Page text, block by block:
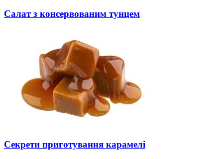
Салат з консервованим тунцем
Секрети приготування карамелі